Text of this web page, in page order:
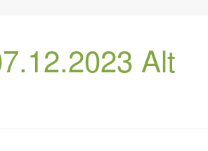
Alt